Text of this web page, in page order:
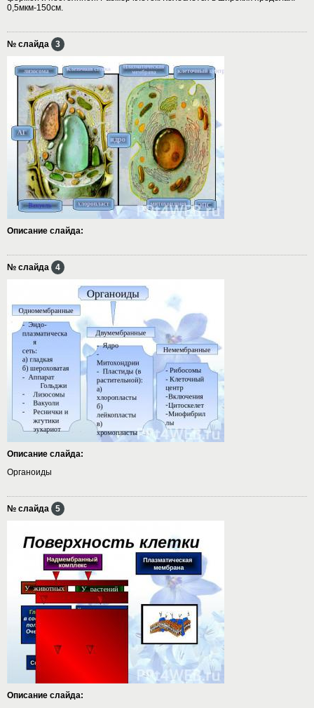
0,5мкм-150см.
№ слайда 3
Описание слайда:
№ слайда 4
Описание слайда:
Органоиды
№ слайда 5
Описание слайда: